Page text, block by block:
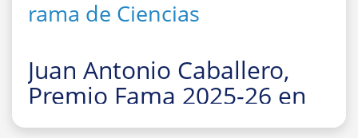
rama de Ciencias
Juan Antonio Caballero,
Premio Fama 2025-26 en
la rama de Ciencias